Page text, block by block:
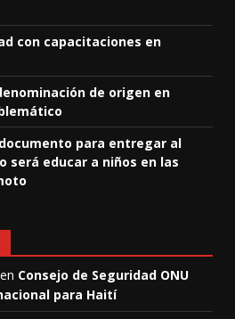
con capacitaciones en
de origen en
para entregar al
será educar a niños en las
en Consejo de Seguridad ONU
para Haití